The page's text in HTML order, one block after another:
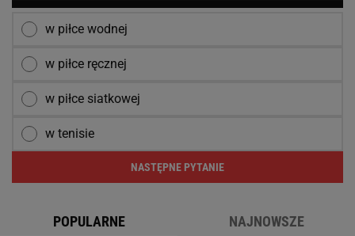
w piłce wodnej
w piłce ręcznej
w piłce siatkowej
w tenisie
NASTĘPNE PYTANIE
POPULARNE NAJNOWSZE